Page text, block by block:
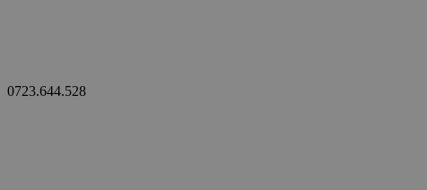
0723.644.528